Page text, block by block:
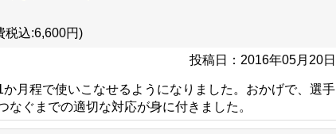
税込:6,600円)
投稿日：2016年05月20日
月程で使いこなせるようになりました。おかげで、選手
ぐまでの適切な対応が身に付きました。